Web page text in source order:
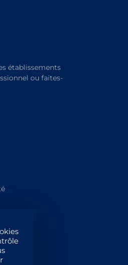
établissements
ou faites-